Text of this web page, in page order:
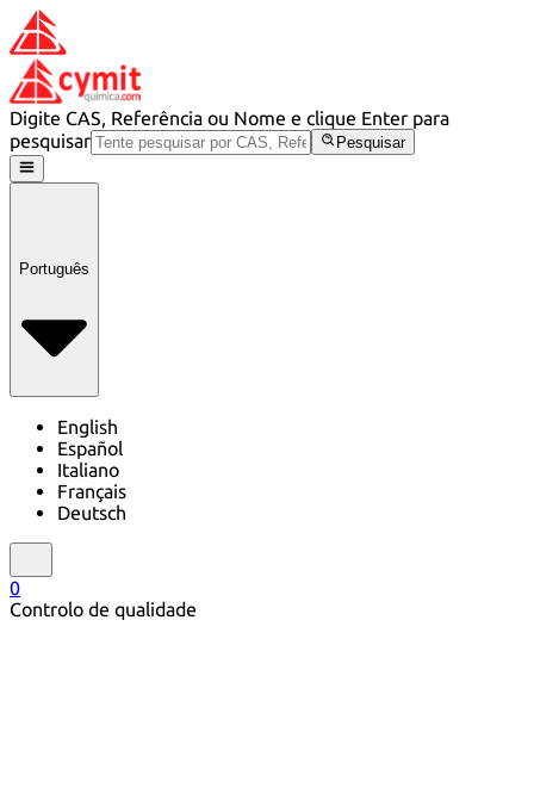
Digite CAS, Referência ou Nome e clique Enter para
pesquisar
Pesquisar
Português
English
Español
Italiano
Français
Deutsch
0
Controlo de qualidade